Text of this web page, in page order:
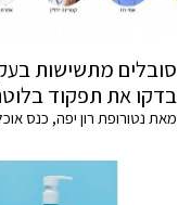
סובלים מתשישות
בדקו את תפקוד
מאת נטורופת רון יפה, כנס